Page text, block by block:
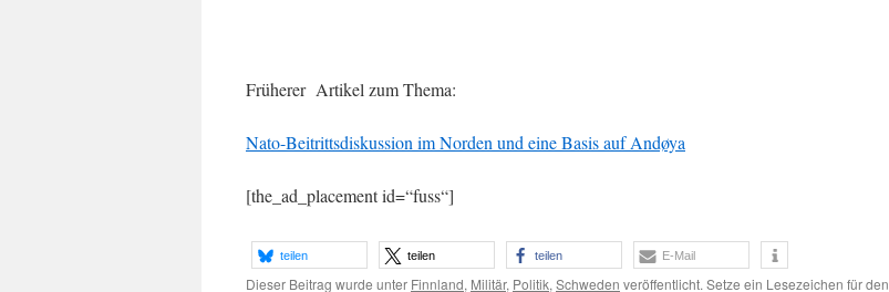
Früherer Artikel zum Thema:
Nato-Beitrittsdiskussion im Norden und eine Basis auf Andøya
[the_ad_placement id=“fuss“]
teilen teilen teilen E-Mail
Dieser Beitrag wurde unter Finnland, Militär, Politik, Schweden veröffentlicht. Setze ein Lesezeichen für den